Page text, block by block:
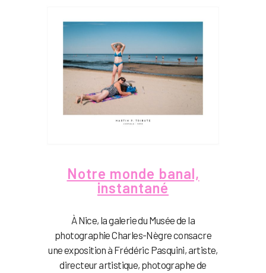
Notre monde banal,
instantané
À Nice, la galerie du Musée de la
photographie Charles-Nègre consacre
une exposition à Frédéric Pasquini, artiste,
directeur artistique, photographe de